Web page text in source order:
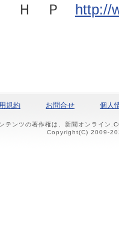
Ｈ Ｐ http://
規約 お問合せ 個人
テンツの著作権は、新聞オンライン
Copyright(C) 2009-